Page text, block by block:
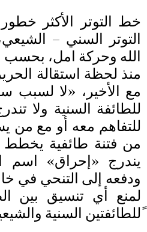
خط التوتر الأكثر
التوتر السني –
منذ لحظة استقالة
مع الأخير، «لا لسبب
للطائفة السنية ولا
للتفاهم معه أو مع من
من فتنة طائفية يخطط
يندرج «إحراق»
ودفعه إلى التنحي في
لمنع أي تنسيق بين
ًللطائفتين السنية